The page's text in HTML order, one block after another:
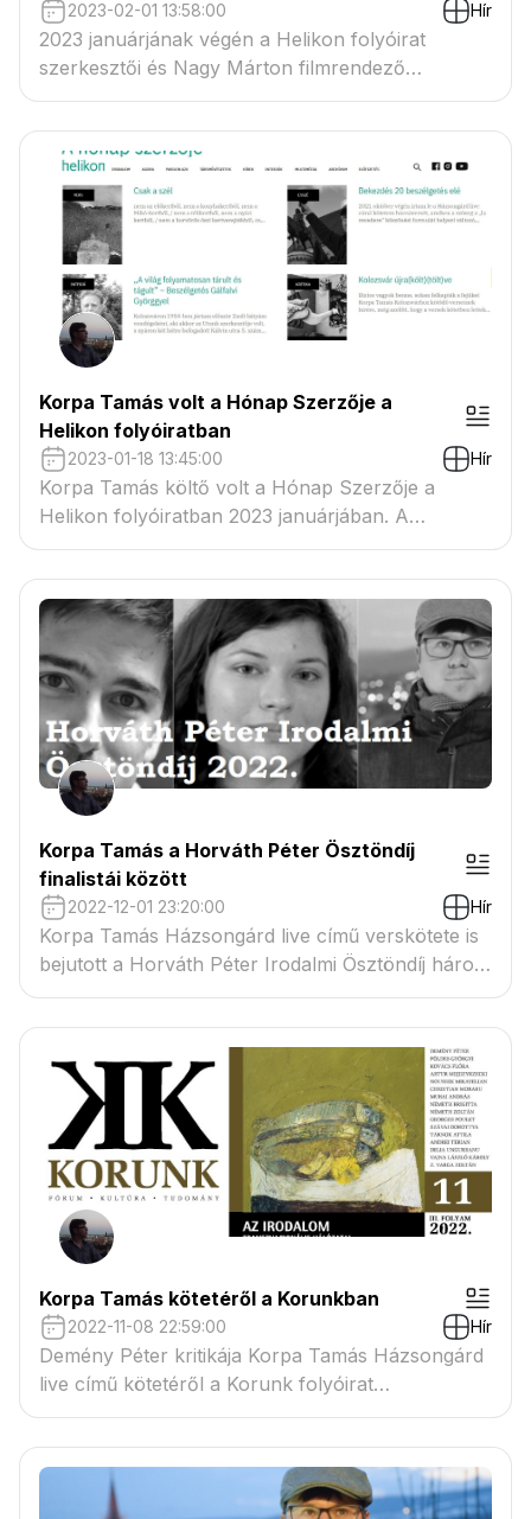
2023-02-01 13:58:00 Hír
2023 januárjának végén a Helikon folyóirat
szerkesztői és Nagy Márton filmrendező
végigkísérték Korpa Tamás költő egy napját
Kolozsváron. A Kolozsvár nyomokban tengert
tartalmaz című filmben a szerző felkeresi
Házsongárd live című kötetének inspiráló
helyszíneit is.
Korpa Tamás volt a Hónap Szerzője a
Helikon folyóiratban
2023-01-18 13:45:00 Hír
Korpa Tamás költő volt a Hónap Szerzője a
Helikon folyóiratban 2023 januárjában. A
lapszámban a szerző verse, esszéje és két
interjúja mellett olvasható a Tamás Dénes kritikája
is a Házsongárd live című verskötetről.
Korpa Tamás a Horváth Péter Ösztöndíj
finalistái között
2022-12-01 23:20:00 Hír
Korpa Tamás Házsongárd live című verskötete is
bejutott a Horváth Péter Irodalmi Ösztöndíj három
döntőse közé 2022-ben.
Korpa Tamás kötetéről a Korunkban
2022-11-08 22:59:00 Hír
Demény Péter kritikája Korpa Tamás Házsongárd
live című kötetéről a Korunk folyóirat
2022/novemberi számában.